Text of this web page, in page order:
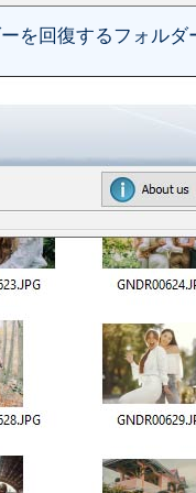
を回復するフォルダ